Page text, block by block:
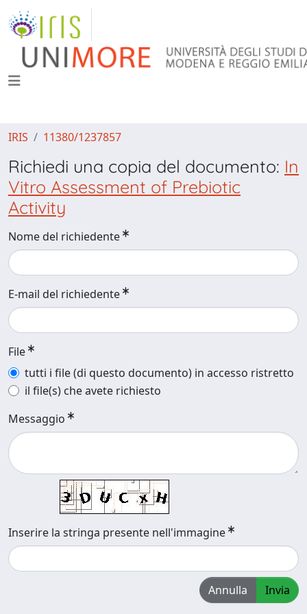
IRIS 11380/1237857
Richiedi una copia del documento: In
Vitro Assessment of Prebiotic
Activity
Nome del richiedente
E-mail del richiedente
File
tutti i file (di questo documento) in accesso ristretto
il file(s) che avete richiesto
Messaggio
Inserire la stringa presente nell'immagine
Annulla Invia